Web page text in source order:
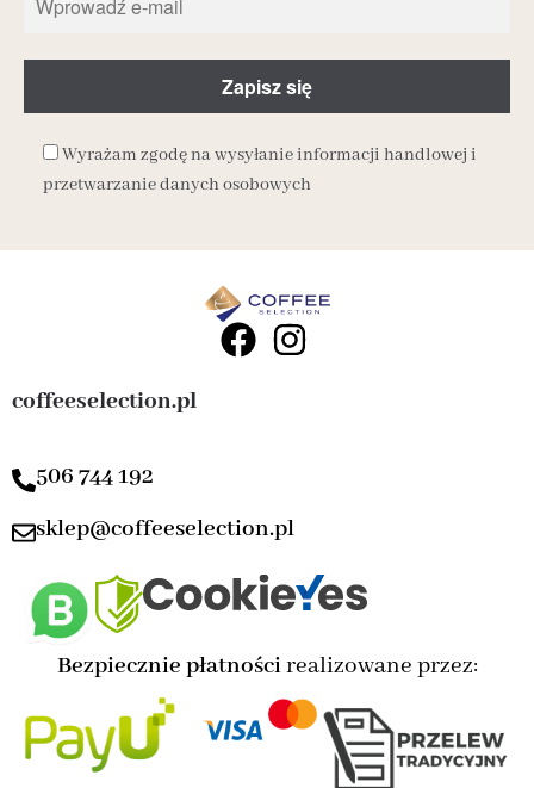
Wyrażam zgodę na wysyłanie informacji handlowej i
przetwarzanie danych osobowych
coffeeselection.pl
506 744 192
sklep@coffeeselection.pl
Bezpiecznie płatnościrealizowane przez: